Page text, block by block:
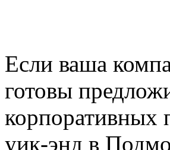
Если ваша
готовы
корпоративных
уик-энд в